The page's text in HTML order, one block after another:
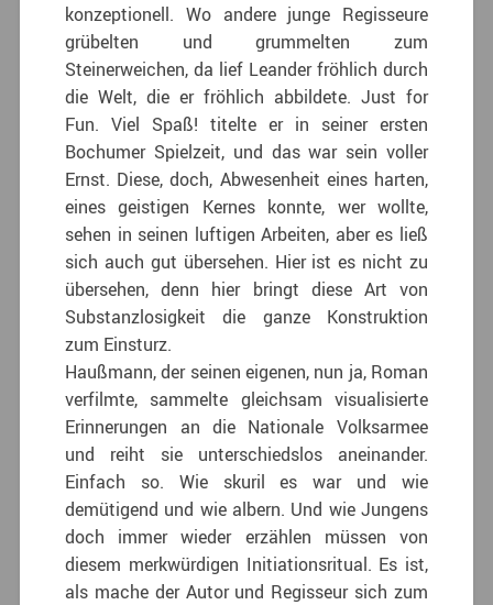
konzeptionell. Wo andere junge Regisseure
grübelten und grummelten zum
Steinerweichen, da lief Leander fröhlich durch
die Welt, die er fröhlich abbildete. Just for
Fun. Viel Spaß! titelte er in seiner ersten
Bochumer Spielzeit, und das war sein voller
Ernst. Diese, doch, Abwesenheit eines harten,
eines geistigen Kernes konnte, wer wollte,
sehen in seinen luftigen Arbeiten, aber es ließ
sich auch gut übersehen. Hier ist es nicht zu
übersehen, denn hier bringt diese Art von
Substanzlosigkeit die ganze Konstruktion
zum Einsturz.
Haußmann, der seinen eigenen, nun ja, Roman
verfilmte, sammelte gleichsam visualisierte
Erinnerungen an die Nationale Volksarmee
und reiht sie unterschiedslos aneinander.
Einfach so. Wie skuril es war und wie
demütigend und wie albern. Und wie Jungens
doch immer wieder erzählen müssen von
diesem merkwürdigen Initiationsritual. Es ist,
als mache der Autor und Regisseur sich zum